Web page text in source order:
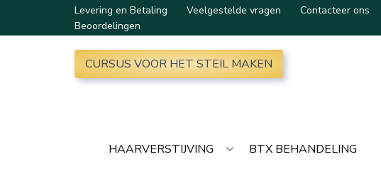
Levering en Betaling Veelgestelde vragen
Contacteer ons
Beoordelingen
CURSUS VOOR HET STEIL MAKEN
HAARVERSTIJVING BTX BEHANDELING